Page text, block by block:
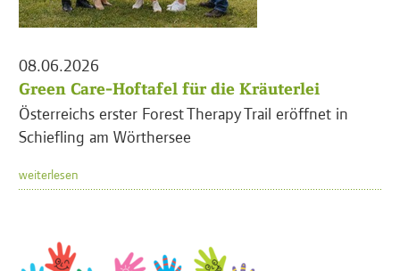
08.06.2026
Green Care-Hoftafel für die Kräuterlei
Österreichs erster Forest Therapy Trail eröffnet in
Schiefling am Wörthersee
weiterlesen